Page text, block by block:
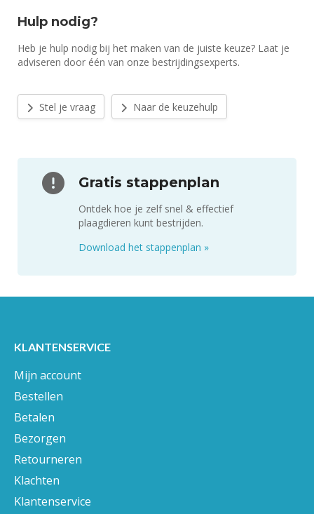
Hulp nodig?
Heb je hulp nodig bij het maken van de juiste keuze? Laat je
adviseren door één van onze bestrijdingsexperts.
Stel je vraag Naar de keuzehulp
Gratis stappenplan
Ontdek hoe je zelf snel & effectief
plaagdieren kunt bestrijden.
Download het stappenplan »
KLANTENSERVICE
Mijn account
Bestellen
Betalen
Bezorgen
Retourneren
Klachten
Klantenservice